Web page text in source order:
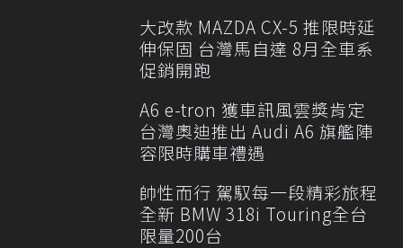
大改款 MAZDA CX-5 推限時延
伸保固 台灣馬自達 8月全車系
促銷開跑
A6 e-tron 獲車訊風雲獎肯定
台灣奧迪推出 Audi A6 旗艦陣
容限時購車禮遇
帥性而行 駕馭每一段精彩旅程
全新 BMW 318i Touring全台
限量200台